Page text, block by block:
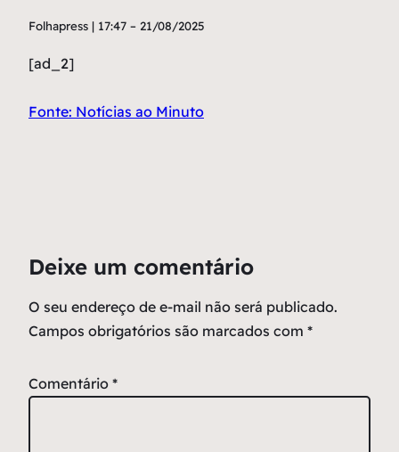
Folhapress | 17:47 – 21/08/2025
[ad_2]
Fonte: Notícias ao Minuto
Deixe um comentário
O seu endereço de e-mail não será publicado.
Campos obrigatórios são marcados com *
Comentário *